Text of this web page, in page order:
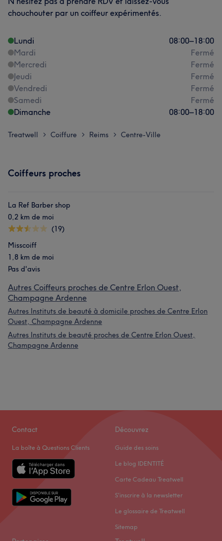
chouchouter par un coiffeur expérimentés.
Lundi 08:00–18:00
Mardi
Fermé
Mercredi
Fermé
Jeudi
Fermé
Vendredi
Fermé
Samedi
Fermé
Dimanche
08:00–18:00
Treatwell > Coiffure > Reims > Centre-Ville
Coiffeurs proches
La Ref Barber shop
0,2 km de moi
(19)
Misscoiff
1,8 km de moi
Pas d'avis
Autres Coiffeurs proches de Centre Erlon Ouest,
Champagne Ardenne
Autres Instituts de beauté à domicile proches de Centre Erlon
Ouest, Champagne Ardenne
Autres Instituts de beauté proches de Centre Erlon Ouest,
Champagne Ardenne
Contact
La boîte à Questions Clients
Découvrez
Guide des soins
Le blog IDENTITÉ
Carte Cadeau Treatwell
S'inscrire à la newsletter
Le glossaire de Treatwell
Sitemap